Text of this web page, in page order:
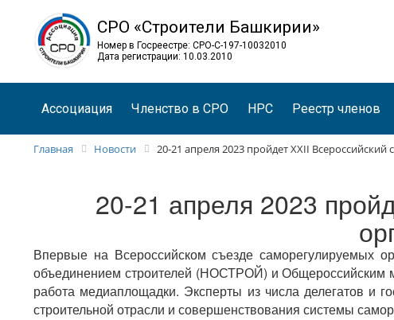
СРО «Строители Башкирии»
Номер в Госреестре: СРО-С-197-10032010
Дата регистрации: 10.03.2010
Ассоциация Членство в СРО НРС Реестр членов
Главная Новости 20-21 апреля 2023 пройдет XXII
20-21 апреля 2023
Впервые на Всероссийском съезде саморегулируемых
объединением строителей (НОСТРОЙ) и Общероссийским
работа медиаплощадки. Эксперты из числа делегатов и
строительной отрасли и совершенствования системы